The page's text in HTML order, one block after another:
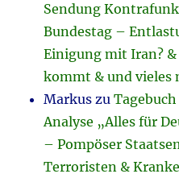
Sendung
Bundestag –
Einigung mit Iran?
kommt & und vieles
Markus zu
Analyse „Alles für
– Pompöser
Terroristen &